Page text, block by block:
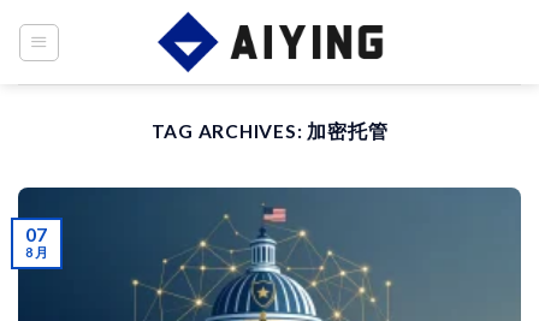
TAG ARCHIVES: 加密托管
07
8 月